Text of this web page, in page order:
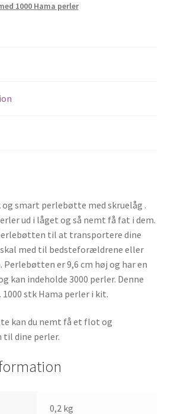
1000 Hama perler
smart perlebøtte med skruelåg .
ud i låget og så nemt få fat i dem.
til at transportere dine
med til bedsteforældrene eller
Perlebøtten er 9,6 cm høj og har en
kan indeholde 3000 perler. Denne
stk Hama perler i kit.
kan du nemt få et flot og
til dine perler.
0,2 kg